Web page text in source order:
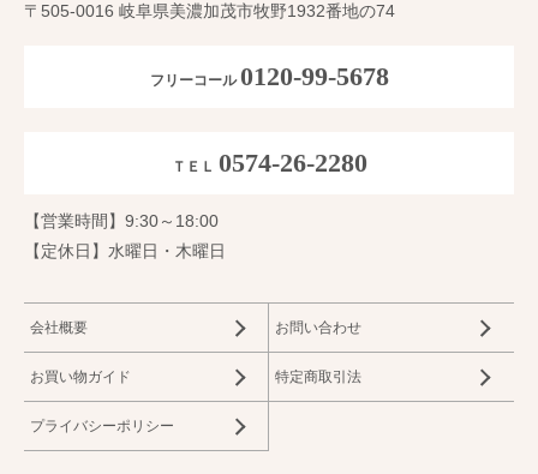
〒505-0016 岐阜県美濃加茂市牧野1932番地の74
フリーコール0120-99-5678
ＴＥＬ 0574-26-2280
【営業時間】9:30～18:00
【定休日】水曜日・木曜日
会社概要 お問い合わせ
お買い物ガイド 特定商取引法
プライバシーポリシー